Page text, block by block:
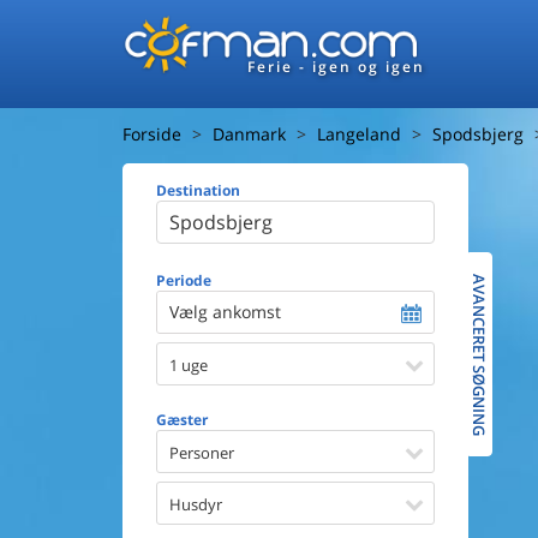
Ferie - igen og igen
Forside Danmark Langeland Spodsbjerg
Destination
Periode
Vælg ankomst
1 uge
Gæster
Personer
Husdyr
Afstand til
Udsigt til
Faciliteter
Spa
AVANCERET SØGNING